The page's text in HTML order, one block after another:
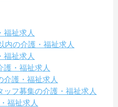
福祉求人
内の介護・福祉求人
福祉求人
護・福祉求人
介護・福祉求人
フ募集の介護・福祉求人
福祉求人